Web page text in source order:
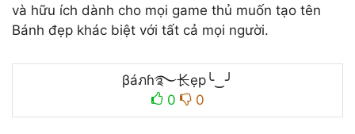
và hữu ích dành cho mọi game thủ muốn tạo tên
Bánh đẹp khác biệt với tất cả mọi người.
βáภɦ࿐长ẹp╰‿╯
0
0